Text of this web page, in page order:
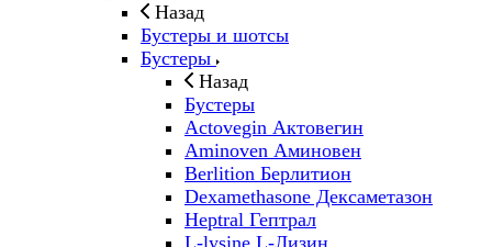
Назад
Бустеры и шотсы
Бустеры
Назад
Бустеры
Actovegin Актовегин
Aminoven Аминовен
Berlition Берлитион
Dexamethasone Дексаметазон
Heptral Гептрал
L-lysine L-Лизин